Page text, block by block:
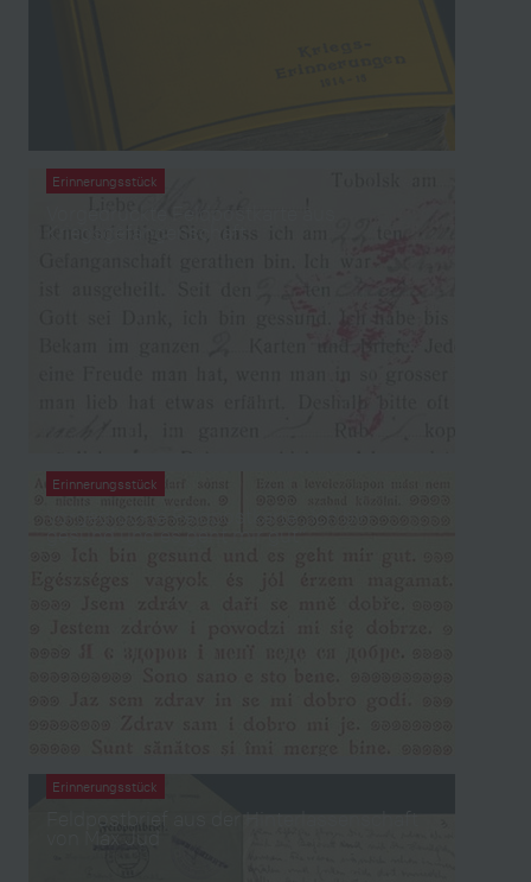
Erinnerungsstück
Erinnerungsstück
Vorgedruckte Feldpostkarte „Ich bin
Erinnerungsstück
Feldpostbrief aus der Hinterlassenschaft
von Max Jud